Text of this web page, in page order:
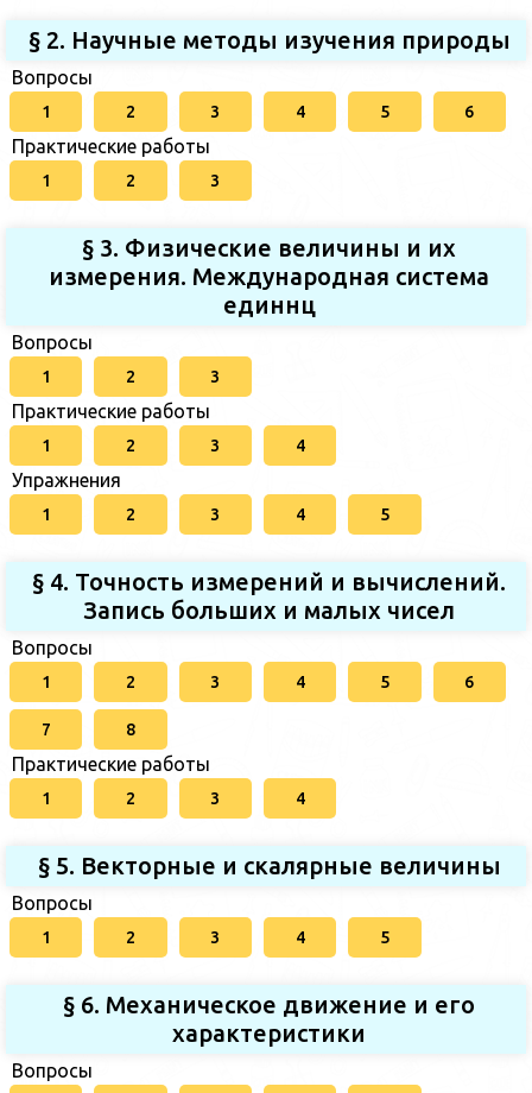
§ 2. Научные методы изучения природы
Вопросы
1 2 3 4 5 6
Практические работы
1 2 3
§ 3. Физические величины и их
измерения. Международная система
единнц
Вопросы
1 2 3
Практические работы
1 2 3 4
Упражнения
1 2 3 4 5
§ 4. Точность измерений и вычислений.
Запись больших и малых чисел
Вопросы
1 2 3 4 5 6
7 8
Практические работы
1 2 3 4
§ 5. Векторные и скалярные величины
Вопросы
1 2 3 4 5
§ 6. Механическое движение и его
характеристики
Вопросы